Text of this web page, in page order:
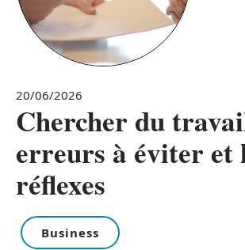
20/06/2026
Chercher du
erreurs à éviter et
réflexes
Business